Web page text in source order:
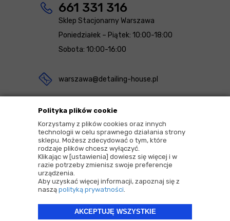
Polityka plików cookie
Korzystamy z plików cookies oraz innych
technologii w celu sprawnego działania strony
sklepu. Możesz zdecydować o tym, które
rodzaje plików chcesz wyłączyć.
Klikając w [ustawienia] dowiesz się więcej i w
razie potrzeby zmienisz swoje preferencje
urządzenia.
Aby uzyskać więcej informacji, zapoznaj się z
naszą polityką prywatności.
AKCEPTUJĘ WSZYSTKIE
661 331 316
Sklep Stacjonarny Warszawa
Poniedziałek – Piątek: 10:00-18:00
Sobota: 10:00-16:00
warszawa@detailing-house.pl
Magazyn Rekcin
Nomos Sp. z o.o. sp.k.
ul. Agrestowa 1
83-010 Rekcin